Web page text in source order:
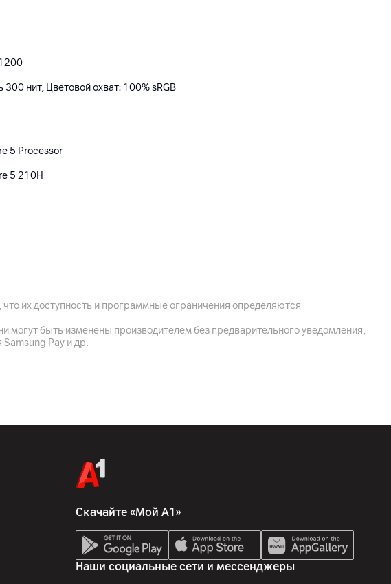
300 нит, Цветовой охват: 100% sRGB
5 Processor
5 210H
GeForce RTX 3050 (6GB GDDR6)
их доступность и программные ограничения определяются
быть изменены производителем без предварительного уведомления,
Pay и др.
Скачайте «Мой А1»
Наши социальные сети и мессенджеры